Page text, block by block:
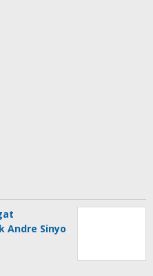
Andre Sinyo